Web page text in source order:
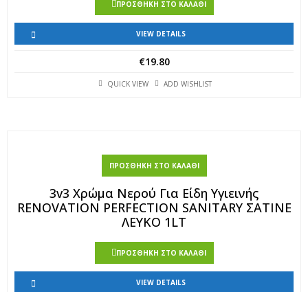
ΠΡΟΣΘΉΚΗ ΣΤΟ ΚΑΛΆΘΙ
VIEW DETAILS
€19.80
QUICK VIEW ADD WISHLIST
ΠΡΟΣΘΉΚΗ ΣΤΟ ΚΑΛΆΘΙ
3v3 Χρώμα Νερού Για Είδη Υγιεινής
RENOVATION PERFECTION SANITARY ΣΑΤΙΝΕ
ΛΕΥΚΟ 1LT
ΠΡΟΣΘΉΚΗ ΣΤΟ ΚΑΛΆΘΙ
VIEW DETAILS